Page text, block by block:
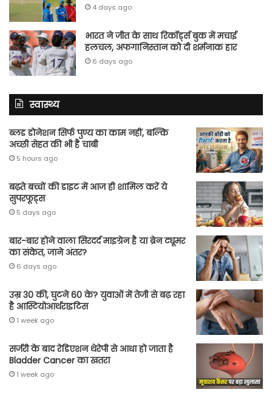
4 days ago
भारत ने जीत के साथ रिकॉर्ड्स बुक में मचाई
हलचल, अफगानिस्तान को दी शर्मनाक हार
6 days ago
स्वास्थ्य
ब्लड डोनेशन सिर्फ पुण्य का काम नहीं, बल्कि
अच्छी सेहत की भी है चाबी
5 hours ago
बढ़ते बच्चों की डाइट में आज ही शामिल करें ये
सुपरफूड्स
5 days ago
बार-बार होने वाला सिरदर्द माइग्रेन है या ब्रेन ट्यूमर
का संकेत, जाने अंतर?
6 days ago
उम्र 30 की, घुटने 60 के? युवाओं में तेजी से बढ़ रहा
है आस्टियोआर्थराइटिस
1 week ago
सर्जरी के बाद रेडिएशन थेरेपी से आधा हो जाता है
Bladder Cancer का खतरा
1 week ago